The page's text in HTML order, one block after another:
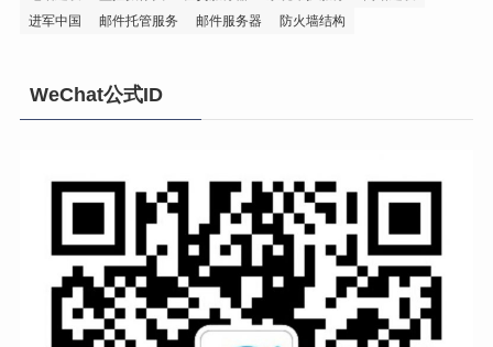
进军中国
邮件托管服务 邮件服务器 防火墙结构
WeChat公式ID